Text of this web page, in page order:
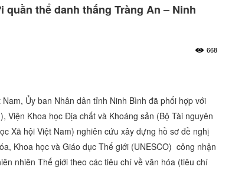
thể danh thắng Tràng An – Ninh
668
Ủy ban Nhân dân tỉnh Ninh Bình đã phối hợp với
Viện Khoa học Địa chất và Khoáng sản (Bộ Tài nguyên
Xã hội Việt Nam) nghiên cứu xây dựng hồ sơ đề nghị
Khoa học và Giáo dục Thế giới (UNESCO) công nhận
nhiên Thế giới theo các tiêu chí về văn hóa (tiêu chí